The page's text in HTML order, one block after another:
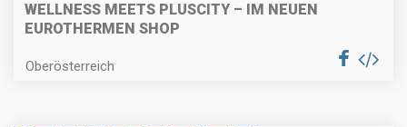
WELLNESS MEETS PLUSCITY – IM NEUEN
EUROTHERMEN SHOP
Oberösterreich